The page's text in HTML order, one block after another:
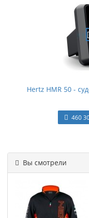
Hertz HMR 50 -
460
Вы смотрели